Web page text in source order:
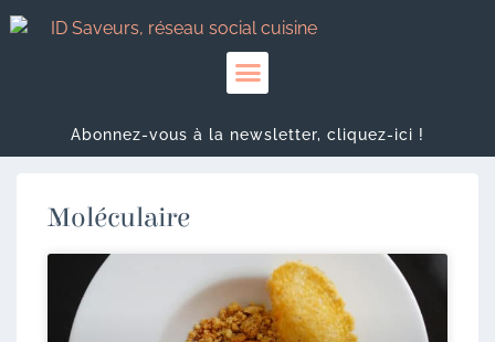
Abonnez-vous à la newsletter, cliquez-ici !
Moléculaire